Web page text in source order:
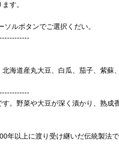
す。
ルボタンでご選択くだい。
海道産丸大豆、白瓜、茄子、紫蘇
。野菜や大豆が深く漬かり、熟成
年以上に渡り受け継いだ伝統製法